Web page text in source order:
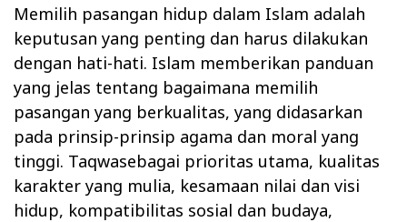
Memilih pasangan hidup dalam Islam adalah
keputusan yang penting dan harus dilakukan
dengan hati-hati. Islam memberikan panduan
yang jelas tentang bagaimana memilih
pasangan yang berkualitas, yang didasarkan
pada prinsip-prinsip agama dan moral yang
tinggi. Taqwasebagai prioritas utama, kualitas
karakter yang mulia, kesamaan nilai dan visi
hidup, kompatibilitas sosial dan budaya,